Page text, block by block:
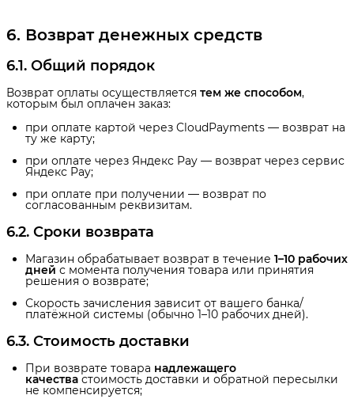
6. Возврат денежных средств
6.1. Общий порядок
Возврат оплаты осуществляется тем же способом,
которым был оплачен заказ:
при оплате картой через CloudPayments — возврат на
ту же карту;
при оплате через Яндекс Pay — возврат через сервис
Яндекс Pay;
при оплате при получении — возврат по
согласованным реквизитам.
6.2. Сроки возврата
Магазин обрабатывает возврат в течение 1–10 рабочих
дней с момента получения товара или принятия
решения о возврате;
Скорость зачисления зависит от вашего банка/
платёжной системы (обычно 1–10 рабочих дней).
6.3. Стоимость доставки
При возврате товара надлежащего
качества стоимость доставки и обратной пересылки
не компенсируется;